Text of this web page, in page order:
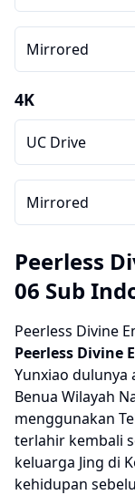
Mirrored
4K
UC Drive
Mirrored
Peerless
06 Sub
Peerless Divine
Peerless Divine
Yunxiao dulunya
Benua Wilayah
menggunakan
terlahir kembali
keluarga Jing di
kehidupan